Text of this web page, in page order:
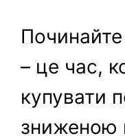
– це час,
купувати
зниженою